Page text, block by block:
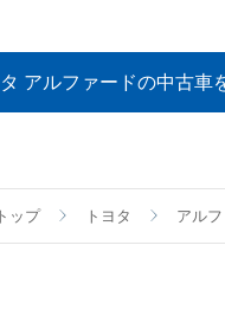
タ アルファードの中古車
ップ トヨタ アル